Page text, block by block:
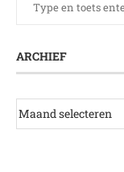
ARCHIEF